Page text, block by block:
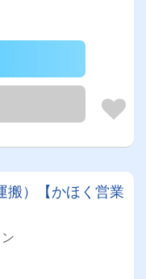
搬）【かほく営業